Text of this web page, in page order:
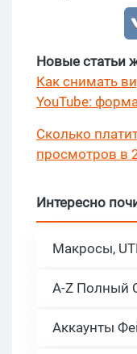
Новые статьи
Как снимать
YouTube:
Сколько
просмотров в
Интересно